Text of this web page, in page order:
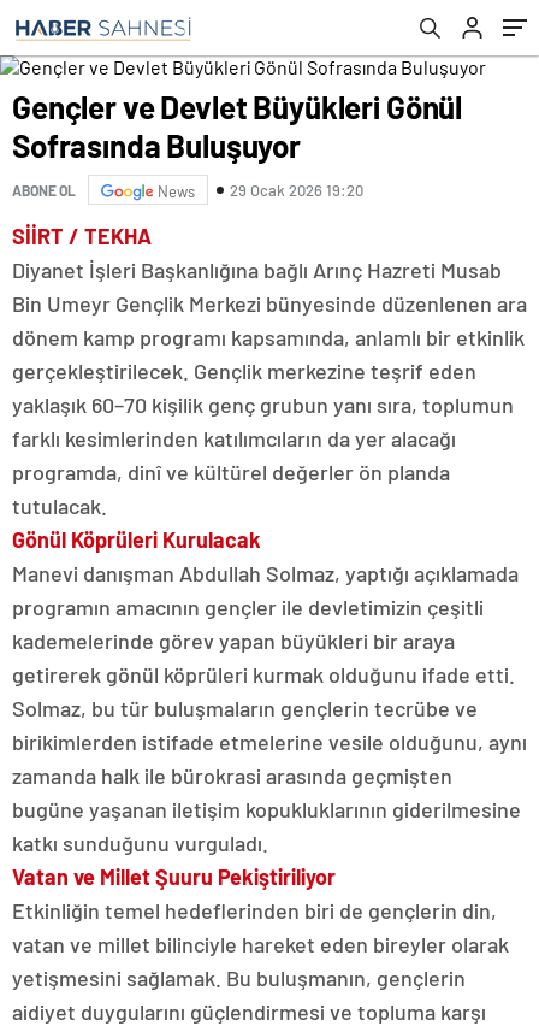
Gençler ve Devlet Büyükleri Gönül
Sofrasında Buluşuyor
ABONE OL News 29 Ocak 2026 19:20
SİİRT / TEKHA
Diyanet İşleri Başkanlığına bağlı Arınç Hazreti Musab
Bin Umeyr Gençlik Merkezi bünyesinde düzenlenen ara
dönem kamp programı kapsamında, anlamlı bir etkinlik
gerçekleştirilecek. Gençlik merkezine teşrif eden
yaklaşık 60–70 kişilik genç grubun yanı sıra, toplumun
farklı kesimlerinden katılımcıların da yer alacağı
programda, dinî ve kültürel değerler ön planda
tutulacak.
Gönül Köprüleri Kurulacak
Manevi danışman Abdullah Solmaz, yaptığı açıklamada
programın amacının gençler ile devletimizin çeşitli
kademelerinde görev yapan büyükleri bir araya
getirerek gönül köprüleri kurmak olduğunu ifade etti.
Solmaz, bu tür buluşmaların gençlerin tecrübe ve
birikimlerden istifade etmelerine vesile olduğunu, aynı
zamanda halk ile bürokrasi arasında geçmişten
bugüne yaşanan iletişim kopukluklarının giderilmesine
katkı sunduğunu vurguladı.
Vatan ve Millet Şuuru Pekiştiriliyor
Etkinliğin temel hedeflerinden biri de gençlerin din,
vatan ve millet bilinciyle hareket eden bireyler olarak
yetişmesini sağlamak. Bu buluşmanın, gençlerin
aidiyet duygularını güçlendirmesi ve topluma karşı